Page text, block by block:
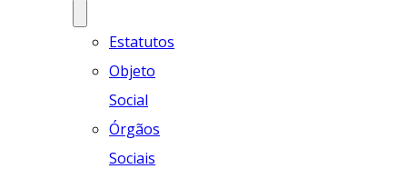
Estatutos
Objeto
Social
Órgãos
Sociais